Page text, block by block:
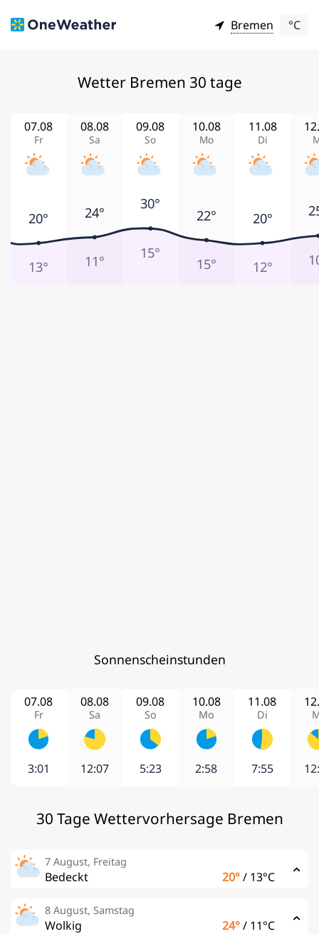
Bremen °C
Wetter Bremen 30 tage
Fr
07.08
Sa
08.08
So
09.08
Mo
10.08
Di
11.08
20°
13°
24°
11°
30°
15°
22°
15°
20°
12°
Sonnenscheinstunden
07.08
Fr
3:01
08.08
Sa
12:07
09.08
So
5:23
10.08
Mo
2:58
11.08
Di
7:55
30 Tage Wettervorhersage Bremen
7 August, Freitag
Bedeckt 20°/ 13°C
8 August, Samstag
Wolkig 24°/ 11°C